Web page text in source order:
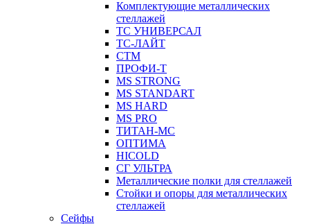
Комплектующие металлических
стеллажей
ТС УНИВЕРСАЛ
ТС-ЛАЙТ
СТМ
ПРОФИ-Т
MS STRONG
MS STANDART
MS HARD
MS PRO
ТИТАН-МС
ОПТИМА
HICOLD
СГ УЛЬТРА
Металлические полки для стеллажей
Стойки и опоры для металлических
стеллажей
Сейфы